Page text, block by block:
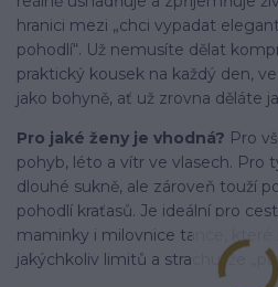
hranici mezi „chci vypadat
pohodlí“. Už nemusíte dělat
praktický kousek na každý den,
jako bohyně, ať už zrovna děláte
Pro jaké ženy je vhodná? Pro
pohyb, léto a vítr ve vlasech. Pro
dlouhé sukně, ale zároveň touží
pohodlí kraťasů. Je ideální pro
maminky i milovnice tance, které
jakýchkoliv limitů a strachu, že